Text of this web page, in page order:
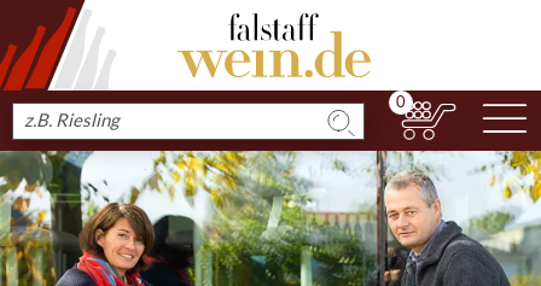
Produkt
suchen
0